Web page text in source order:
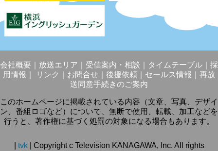
会社概要 放送エリア 受信案内・相談 タイムテーブル
採
用情報
リンク お問合せ 後援依頼 セールス情報
再放
送同意手続きのご案内
このホームページに掲載されている内容（文章、写真、デザイ
ン、番組ロゴなど）について、無断で使用、転載、加工などを
行うと、著作権に基づく処罰の対象になる場合もあります。
tvk | Copyright c Television KANAGAWA, Inc. All rights